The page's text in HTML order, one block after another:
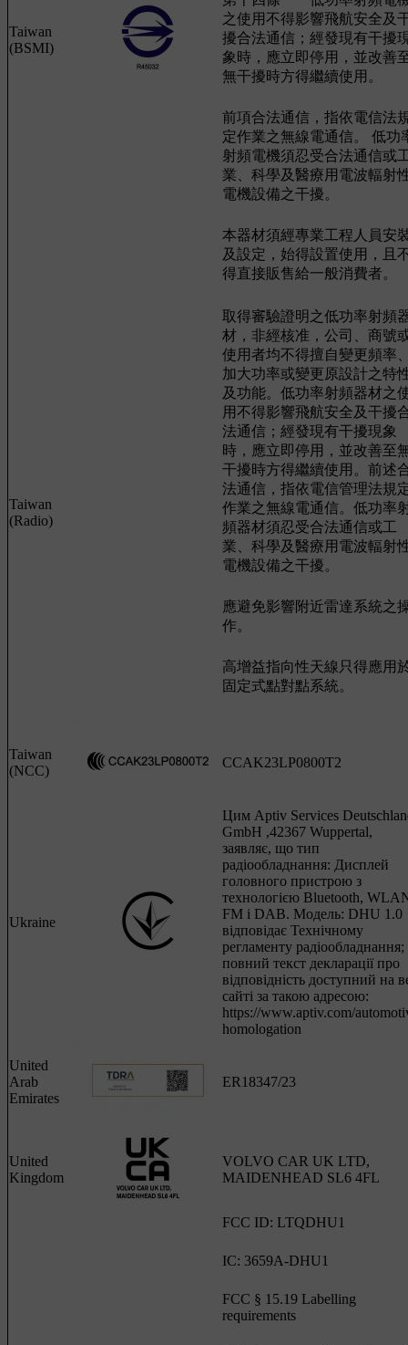
Taiwan
(BSMI)
之使用不得影響飛航安全及
擾合法通信；經發現有干擾
象時，應立即停用，並改善
無干擾時方得繼續使用。
前項合法通信，指依電信法
定作業之無線電通信。 低功
射頻電機須忍受合法通信或
業、科學及醫療用電波輻射
電機設備之干擾。
本器材須經專業工程人員安
及設定，始得設置使用，且
得直接販售給一般消費者。
Taiwan
(Radio)
取得審驗證明之低功率射頻
材，非經核准，公司、商號
使用者均不得擅自變更頻率
加大功率或變更原設計之特
及功能。低功率射頻器材之
用不得影響飛航安全及干擾
法通信；經發現有干擾現象
時，應立即停用，並改善至
干擾時方得繼續使用。前述
法通信，指依電信管理法規
作業之無線電通信。低功率
頻器材須忍受合法通信或工
業、科學及醫療用電波輻射
電機設備之干擾。
應避免影響附近雷達系統之
作。
高增益指向性天線只得應用
固定式點對點系統。
Taiwan
(NCC)
CCAK23LP0800T2
Ukraine
Цим Aptiv Services
GmbH ,42367 Wuppertal,
заявляє, що тип
радіообладнання: Дисплей
головного пристрою з
технологією Bluetooth,
FM і DAB. Mодель: DHU 1.0
відповідає Технічному
регламенту радіообладнання;
повний текст декларації про
відповідність доступний на
сайті за такою адресою:
https://www.aptiv.com/
homologation
United
Arab
Emirates
ER18347/23
United
Kingdom
VOLVO CAR UK LTD,
MAIDENHEAD SL6 4FL
FCC ID: LTQDHU1
IC: 3659A-DHU1
FCC § 15.19 Labelling
requirements